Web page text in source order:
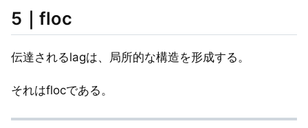
5｜floc
伝達されるlagは、局所的な構造を形成する。
それはflocである。